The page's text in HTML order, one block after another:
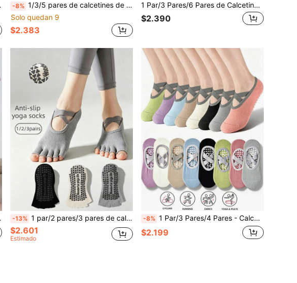
-8% 1/3/5 pares de calcetines de yoga transpirables para mujer, calcetines de silicona antideslizantes, calcetines de tobillo para pilates, calcetines deportivos tipo mocasín
Solo quedan 9
$2.383
1 Par/3 Pares/6 Pares de Calcetines Profesionales de Pilates y Yoga, Antideslizantes y Cómodos, Calcetines Deportivos de Fitness, Calcetines para Suelo Interior, Antideslizantes de Silicona
$2.390
-13% 1 par/2 pares/3 pares de calcetines de yoga con cinco dedos y correa cruzada, calcetines tipo barco con dedos abiertos y silicona antideslizante, adecuados para pilates, yoga, deportes de piso interior
$2.601
Estimado
-8% 1 Par/3 Pares/4 Pares - Calcetines de yoga de colores con diseño cruzado, calcetines deportivos de pilates, calcetines de ballet, calcetines de fitness de pilates con silicona antideslizante
$2.199